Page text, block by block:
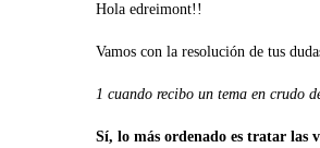
Hola edreimont!!
Vamos con la resolución de tus
1 cuando recibo un tema en crudo
Sí, lo más ordenado es tratar las